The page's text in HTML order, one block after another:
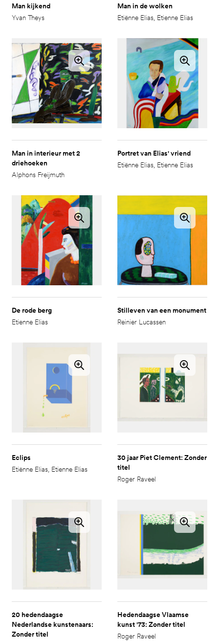
Man kijkend
Yvan Theys
Man in de wolken
Etiënne Elias Etienne Elias
Man in interieur met 2
driehoeken
Alphons Freijmuth
Portret van Elias' vriend
Etiënne Elias Etienne Elias
De rode berg
Etienne Elias
Stilleven van een monument
Reinier Lucassen
Eclips
Etiënne Elias Etienne Elias
30 jaar Piet Clement: Zonder
titel
Roger Raveel
20 hedendaagse
Nederlandse kunstenaars:
Zonder titel
Hedendaagse Vlaamse
kunst '73: Zonder titel
Roger Raveel